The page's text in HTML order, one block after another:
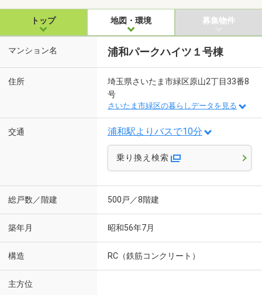
トップ 地図・環境 募集物件
マンション名 浦和パークハイツ１号棟
住所
埼玉県さいたま市緑区原山2丁目33番8
号
さいたま市緑区の暮らしデータを見る
交通 浦和駅よりバスで10分
乗り換え検索
総戸数／階建 500戸／8階建
築年月 昭和56年7月
構造 RC（鉄筋コンクリート）
主方位